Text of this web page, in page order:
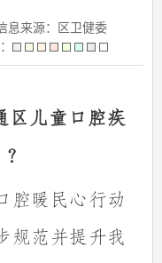
息来源：区卫健委
区儿童口腔疾
？
腔暖民 心行动
规范并提升我